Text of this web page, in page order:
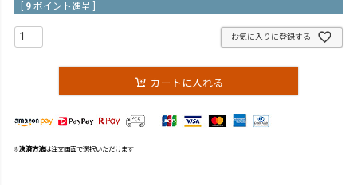
9 ポイント進呈 ]
お気に入りに登録する
カートに入れる
※決済方法は注文画面で選択いただけます